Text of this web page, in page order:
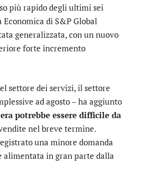
più rapido degli ultimi sei
di S&P Global
generalizzata, con un nuovo
forte incremento
settore dei servizi, il settore
ad agosto – ha aggiunto
potrebbe essere difficile da
nel breve termine.
una minore domanda
alimentata in gran parte dalla